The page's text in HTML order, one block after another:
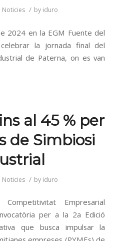
Noticies / by iduro
2024 en la EGM Fuente del
la jornada final del
de Paterna, on es van
al 45 % per
de Simbiosi
Noticies / by iduro
Empresarial
per a la 2a Edició
que busca impulsar la